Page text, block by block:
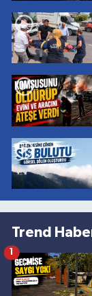
Trend
1